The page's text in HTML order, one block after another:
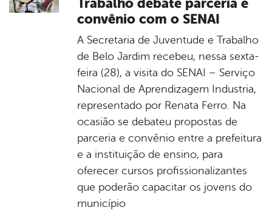
convênio com o SENAI
A Secretaria de Juventude e Trabalho
de Belo Jardim recebeu, nessa sexta-
feira (28), a visita do SENAI – Serviço
Nacional de Aprendizagem Industria,
representado por Renata Ferro. Na
ocasião se debateu propostas de
parceria e convênio entre a prefeitura
e a instituição de ensino, para
oferecer cursos profissionalizantes
que poderão capacitar os jovens do
município